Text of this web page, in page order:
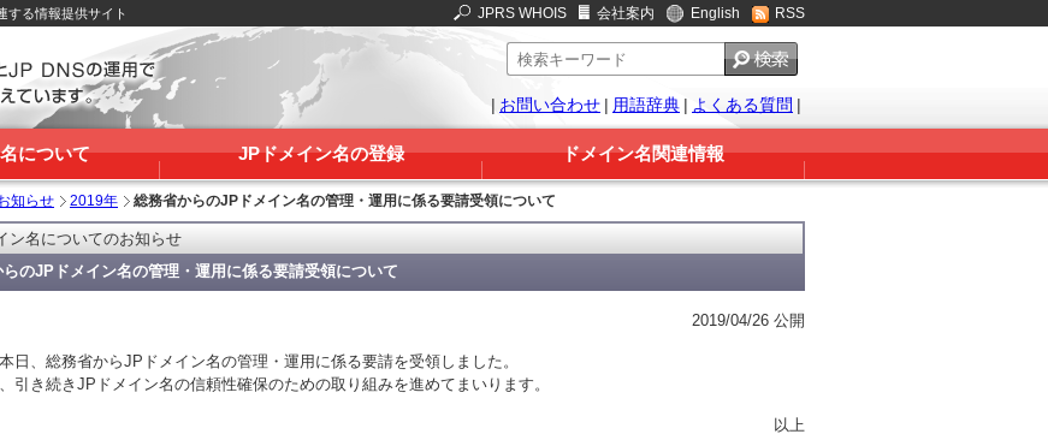
する情報提供サイト JPRS WHOIS 会社案内 English RSS
| お問い合わせ | 用語辞典 | よくある質問 |
について JPドメイン名の登録 ドメイン名関連情報
知らせ 2019年 総務省からのJPドメイン名の管理・運用に係る要請受領について
ン名についてのお知らせ
のJPドメイン名の管理・運用に係る要請受領について
2019/04/26 公開
日、総務省からJPドメイン名の管理・運用に係る要請を受領しました。
引き続きJPドメイン名の信頼性確保のための取り組みを進めてまいります。
以上